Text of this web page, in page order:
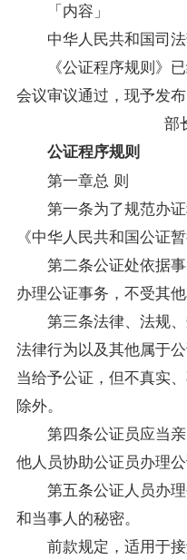
「内容」
中华人民共和国司法
《公证程序规则》已
会议审议通过，现予发
部长
公证程序规则
第一章总 则
第一条为了规范办证
《中华人民共和国公证
第二条公证处依据事
办理公证事务，不受其
第三条法律、法规、
法律行为以及其他属于
当给予公证，但不真实
除外。
第四条公证员应当亲
他人员协助公证员办理公
第五条公证人员办理
和当事人的秘密。
前款规定，适用于接